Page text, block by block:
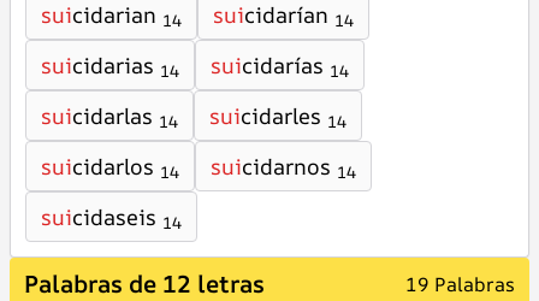
suicidarian 14 suicidarían 14
suicidarias 14 suicidarías 14
suicidarlas 14 suicidarles 14
suicidarlos 14 suicidarnos 14
suicidaseis 14
Palabras de 12 letras 19 Palabras